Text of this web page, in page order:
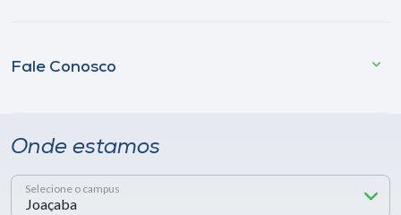
Fale Conosco
Onde estamos
Selecione o campus